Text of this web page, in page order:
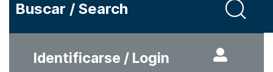
Buscar / Search
Identificarse / Login